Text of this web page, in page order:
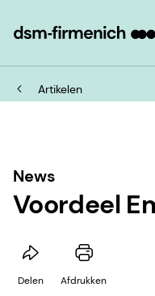
Artikelen
News
Voordeel
Delen Afdrukken